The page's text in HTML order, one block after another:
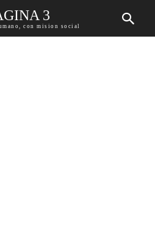
3
con mision social